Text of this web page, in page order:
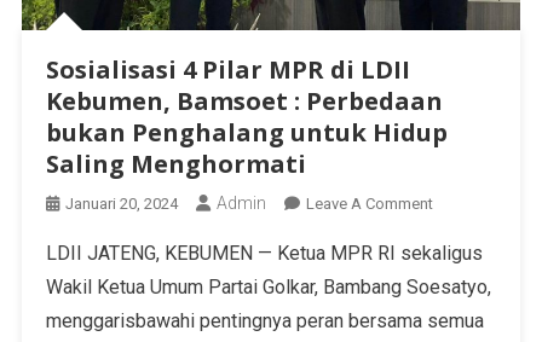
Sosialisasi 4 Pilar MPR di LDII
Kebumen, Bamsoet : Perbedaan
bukan Penghalang untuk Hidup
Saling Menghormati
Januari 20, 2024 Admin Leave A Comment
LDII JATENG, KEBUMEN — Ketua MPR RI sekaligus
Wakil Ketua Umum Partai Golkar, Bambang Soesatyo,
menggarisbawahi pentingnya peran bersama semua